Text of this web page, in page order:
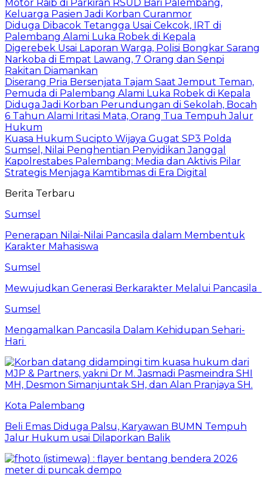
Motor Raib di Parkiran RSUD Bari Palembang,
Keluarga Pasien Jadi Korban Curanmor
Diduga Dibacok Tetangga Usai Cekcok, IRT di
Palembang Alami Luka Robek di Kepala
Digerebek Usai Laporan Warga, Polisi Bongkar Sarang
Narkoba di Empat Lawang, 7 Orang dan Senpi
Rakitan Diamankan
Diserang Pria Bersenjata Tajam Saat Jemput Teman,
Pemuda di Palembang Alami Luka Robek di Kepala
Diduga Jadi Korban Perundungan di Sekolah, Bocah
6 Tahun Alami Iritasi Mata, Orang Tua Tempuh Jalur
Hukum
Kuasa Hukum Sucipto Wijaya Gugat SP3 Polda
Sumsel, Nilai Penghentian Penyidikan Janggal
Kapolrestabes Palembang: Media dan Aktivis Pilar
Strategis Menjaga Kamtibmas di Era Digital
Berita Terbaru
Sumsel
Penerapan Nilai-Nilai Pancasila dalam Membentuk
Karakter Mahasiswa
Sumsel
Mewujudkan Generasi Berkarakter Melalui Pancasila
Sumsel
Mengamalkan Pancasila Dalam Kehidupan Sehari-
Hari
Kota Palembang
Beli Emas Diduga Palsu, Karyawan BUMN Tempuh
Jalur Hukum usai Dilaporkan Balik